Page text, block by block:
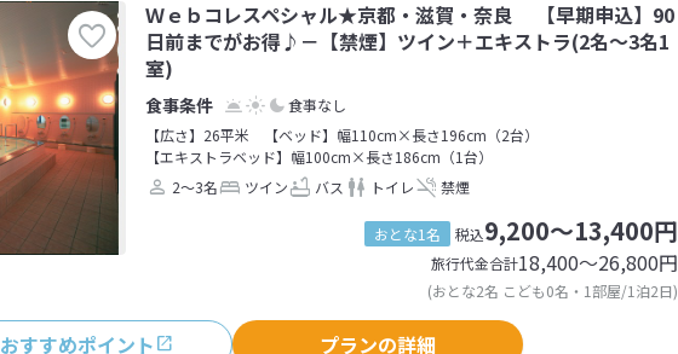
Ｗｅｂコレスペシャル★京都・滋賀・奈良 【早期申込】90
日前までがお得♪－【禁煙】ツイン＋エキストラ(2名～3名1
室)
食事なし
【広さ】26平米
【ベッド】幅110cm×長さ196cm（2台）
【エキストラベッド】幅100cm×長さ186cm（1台）
2～3名
ツイン バス トイレ 禁煙
おとな1名 税込9,200～13,400円
旅行代金合計18,400〜26,800円
(おとな2名 こども0名・1部屋/1泊2日)
おすすめポイント プランの詳細